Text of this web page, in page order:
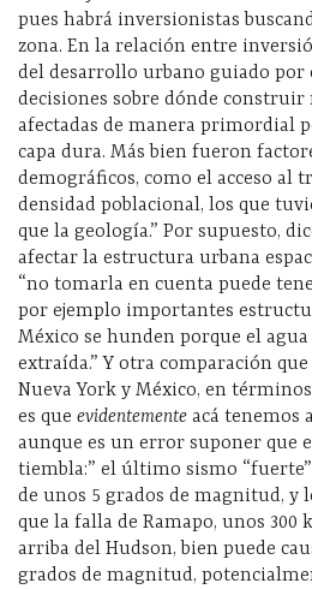
pues habrá inversionistas
zona. En la relación entre
del desarrollo urbano guiado
decisiones sobre dónde construir
afectadas de manera primordial
capa dura. Más bien fueron
demográficos, como el acceso al
densidad poblacional, los que
que la geología.” Por supuesto,
afectar la estructura urbana
“no tomarla en cuenta puede
por ejemplo importantes
México se hunden porque el
extraída.” Y otra comparación
Nueva York y México, en
es que evidentemente acá tenemos
aunque es un error suponer que
tiembla:” el último sismo
de unos 5 grados de magnitud, y
que la falla de Ramapo, unos
arriba del Hudson, bien puede
grados de magnitud,